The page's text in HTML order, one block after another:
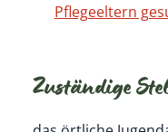
Pflegeeltern
Zuständige